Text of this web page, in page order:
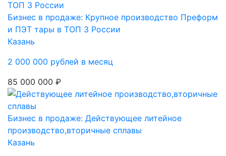
Бизнес в продаже: Крупное производство Преформ
и ПЭТ тары в ТОП 3 России
Казань
2 000 000 рублей в месяц
85 000 000 ₽
Бизнес в продаже: Действующее литейное
производство,вторичные сплавы
Казань